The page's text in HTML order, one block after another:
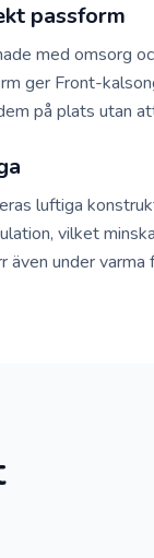
passform
med omsorg
ger Front-
på plats utan
luftiga
vilket
även under varma